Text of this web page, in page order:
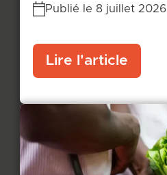
Publié le 8 juillet 2026
Lire l'article